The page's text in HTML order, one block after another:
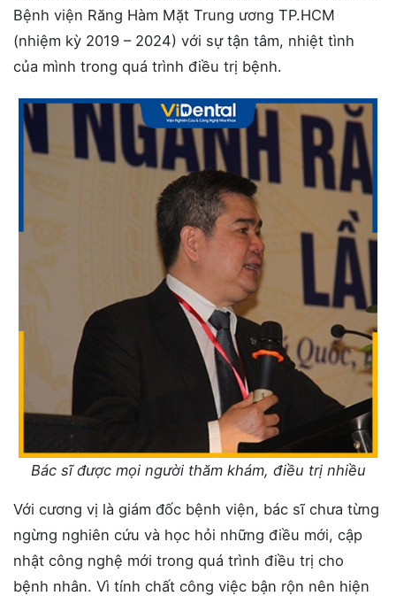
Bệnh viện Răng Hàm Mặt Trung ương TP.HCM
(nhiệm kỳ 2019 – 2024) với sự tận tâm, nhiệt tình
của mình trong quá trình điều trị bệnh.
Bác sĩ được mọi người thăm khám, điều trị nhiều
Với cương vị là giám đốc bệnh viện, bác sĩ chưa từng
ngừng nghiên cứu và học hỏi những điều mới, cập
nhật công nghệ mới trong quá trình điều trị cho
bệnh nhân. Vì tính chất công việc bận rộn nên hiện